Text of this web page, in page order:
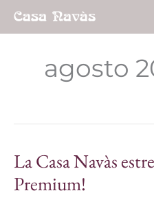
agosto
La Casa Navàs
Premium!
La
Casa
Navàs